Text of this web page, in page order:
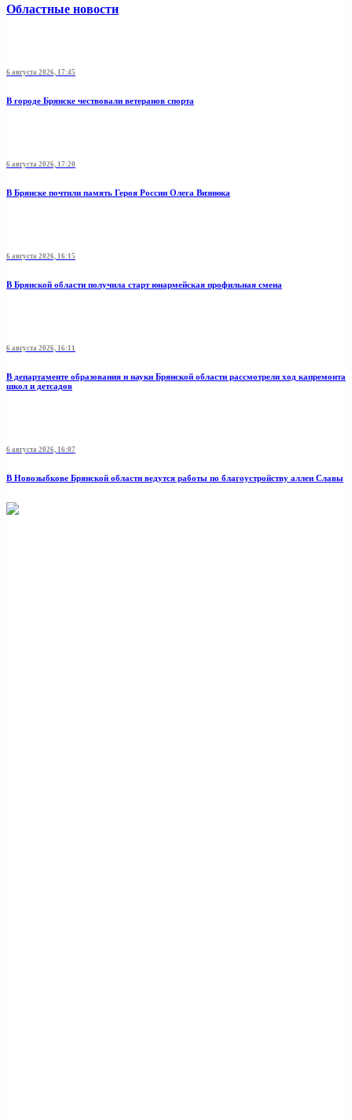
Областные новости
6 августа 2026, 17:45
В городе Брянске чествовали ветеранов спорта
6 августа 2026, 17:20
В Брянске почтили память Героя России Олега Визнюка
6 августа 2026, 16:15
В Брянской области получила старт юнармейская профильная смена
6 августа 2026, 16:11
В департаменте образования и науки Брянской области рассмотрели ход капремонта
школ и детсадов
6 августа 2026, 16:07
В Новозыбкове Брянской области ведутся работы по благоустройству аллеи Славы